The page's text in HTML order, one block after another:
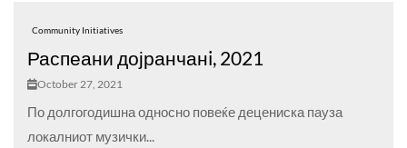
Community Initiatives
Распеани дојранчанi, 2021
October 27, 2021
По долгогодишна односно повеќе децениска пауза
локалниот музички...